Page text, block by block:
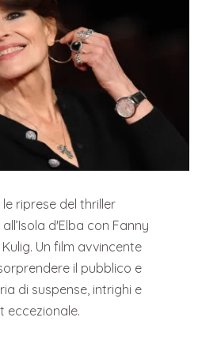
riprese del thriller
d'Elba con Fanny
Un film avvincente
il pubblico e
di suspense, intrighi e
eccezionale.